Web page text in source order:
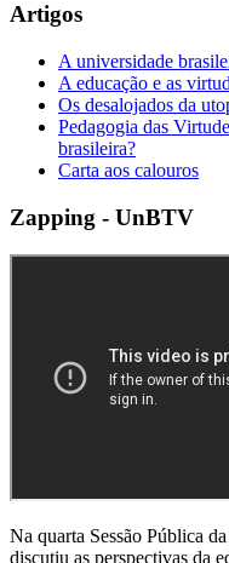
Artigos
A universidade
A educação e as
Os desalojados da
Pedagogia das
brasileira?
Carta aos calouros
Zapping - UnBTV
Na quarta Sessão Pública
discutiu as perspectivas da